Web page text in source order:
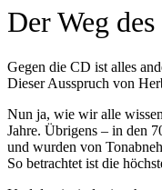
Der Weg
Gegen die CD ist alles
Dieser Ausspruch von
Nun ja, wie wir alle
Jahre. Übrigens – in den
und wurden von
So betrachtet ist die